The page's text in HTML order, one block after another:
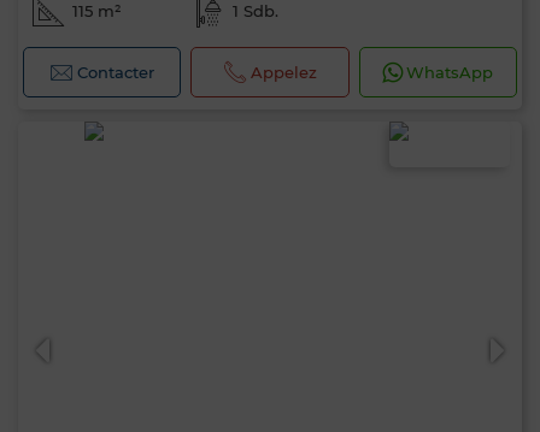
115 m² 1 Sdb.
Contacter Appelez WhatsApp